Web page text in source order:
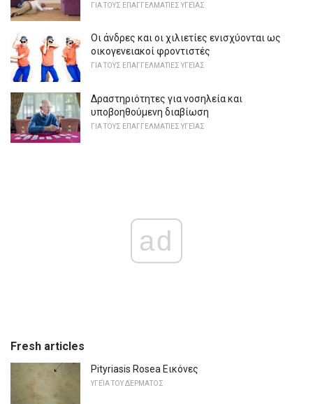
ΓΙΑ ΤΟΥΣ ΕΠΑΓΓΕΛΜΑΤΊΕΣ ΥΓΕΊΑΣ
Οι άνδρες και οι χιλιετίες ενισχύονται ως
οικογενειακοί φροντιστές
ΓΙΑ ΤΟΥΣ ΕΠΑΓΓΕΛΜΑΤΊΕΣ ΥΓΕΊΑΣ
Δραστηριότητες για νοσηλεία και
υποβοηθούμενη διαβίωση
ΓΙΑ ΤΟΥΣ ΕΠΑΓΓΕΛΜΑΤΊΕΣ ΥΓΕΊΑΣ
ad
Fresh articles
Pityriasis Rosea Εικόνες
ΥΓΕΊΑ ΤΟΥ ΔΈΡΜΑΤΟΣ